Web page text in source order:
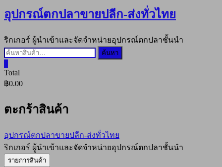
อุปกรณ์ตกปลาขายปลีก-ส่งทั่วไทย
ริกเกอร์ ผู้นำเข้าและจัดจำหน่ายอุปกรณ์ตกปลาชั้นนำ
ค้นหา:
ค้นหา
Total
฿0.00
ตะกร้าสินค้า
อุปกรณ์ตกปลาขายปลีก-ส่งทั่วไทย
ริกเกอร์ ผู้นำเข้าและจัดจำหน่ายอุปกรณ์ตกปลาชั้นนำ
รายการสินค้า